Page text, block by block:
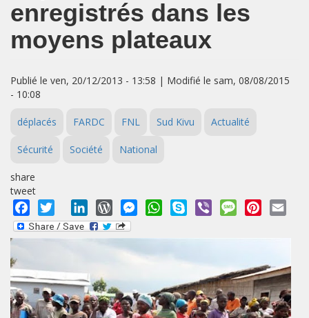
enregistrés dans les
moyens plateaux
Publié le ven, 20/12/2013 - 13:58 | Modifié le sam, 08/08/2015
- 10:08
déplacés FARDC FNL Sud Kivu Actualité
Sécurité Société National
share
tweet
Facebook
Twitter LinkedInWordPressMessengerWhatsApp
Skype Viber MessagePinterest